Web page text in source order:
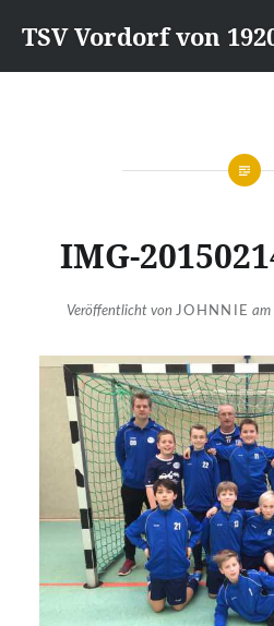
zumTSV Vordorf von
IMG-
Veröffentlicht von JOHNNIE am